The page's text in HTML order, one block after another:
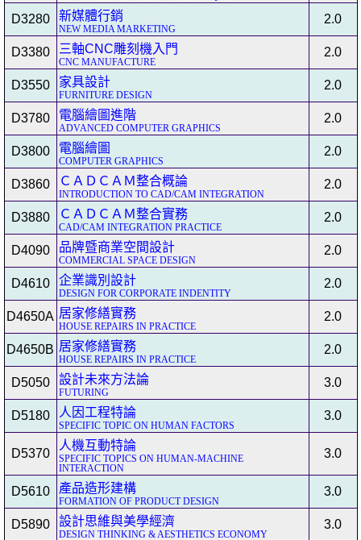
D3280 新媒體行銷
NEW MEDIA MARKETING
2.0
D3380 三軸CNC雕刻機入門
CNC MANUFACTURE
2.0
D3550 家具設計
FURNITURE DESIGN
2.0
D3780 電腦繪圖進階
ADVANCED COMPUTER GRAPHICS
2.0
D3800 電腦繪圖
COMPUTER GRAPHICS
2.0
D3860 ＣＡＤＣＡＭ整合概論
INTRODUCTION TO CAD/CAM INTEGRATION
2.0
D3880 ＣＡＤＣＡＭ整合實務
CAD/CAM INTEGRATION PRACTICE
2.0
D4090 品牌暨商業空間設計
COMMERCIAL SPACE DESIGN
2.0
D4610 企業識別設計
DESIGN FOR CORPORATE INDENTITY
2.0
D4650A 居家修繕實務
HOUSE REPAIRS IN PRACTICE
2.0
D4650B 居家修繕實務
HOUSE REPAIRS IN PRACTICE
2.0
D5050 設計未來方法論
FUTURING
3.0
D5180 人因工程特論
SPECIFIC TOPIC ON HUMAN FACTORS
3.0
D5370
人機互動特論
SPECIFIC TOPICS ON HUMAN-MACHINE
INTERACTION
3.0
D5610 產品造形建構
FORMATION OF PRODUCT DESIGN
3.0
D5890 設計思維與美學經濟
DESIGN THINKING & AESTHETICS ECONOMY
3.0